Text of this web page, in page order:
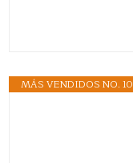
MÁS VENDIDOS NO. 10